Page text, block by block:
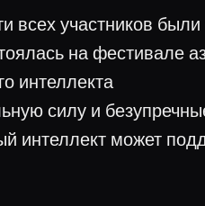
всех участников
на фестивале
интеллекта
силу и
интеллект может